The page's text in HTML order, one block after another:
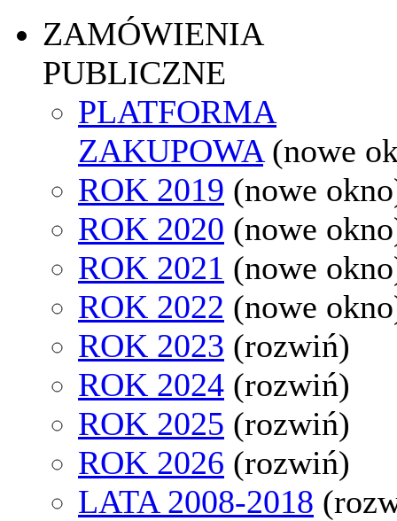
ZAMÓWIENIA
PUBLICZNE
PLATFORMA
ZAKUPOWA (nowe
ROK 2019 (nowe
ROK 2020 (nowe
ROK 2021 (nowe
ROK 2022 (nowe
ROK 2023 (rozwiń)
ROK 2024 (rozwiń)
ROK 2025 (rozwiń)
ROK 2026 (rozwiń)
LATA 2008-2018